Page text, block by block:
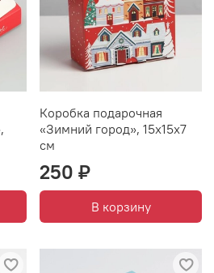
Коробка подарочная
«Зимний город», 15х15х7
см
250 ₽
В корзину